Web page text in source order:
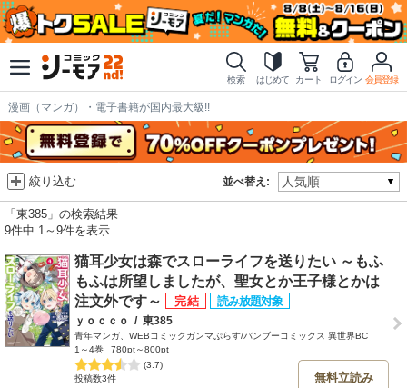
検索 はじめて カート ログイン 会員登録
漫画（マンガ）・電子書籍が国内最大級!!
並べ替え:
絞り込む
「東385」の検索結果
9件中 1～9件を表示
猫耳少女は森でスローライフを送りたい ～もふ
もふは所望しましたが、聖女とか王子様とかは
注文外です～
ｙｏｃｃｏ / 東385
青年マンガ、WEBコミックガンマぷらす/バンブーコミックス 異世界BC
1～4巻
780pt～800pt
(3.7)
投稿数3件
無料立読み